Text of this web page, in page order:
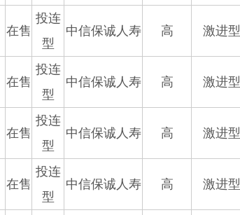
在售
投连
型
中信保诚人寿 高 激进型
在售
投连
型
中信保诚人寿 高 激进型
在售
投连
型
中信保诚人寿 高 激进型
在售
投连
型
中信保诚人寿 高 激进型